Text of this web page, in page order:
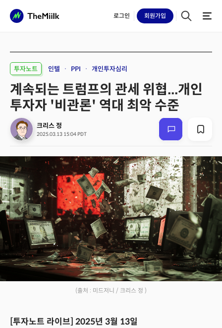
로그인 회원가입
투자노트 인텔 PPI 개인투자심리
계속되는 트럼프의 관세 위협...개인
투자자 '비관론' 역대 최악 수준
크리스 정
2025.03.13 15:04 PDT
(출처 : 미드저니 / 크리스 정 )
[투자노트 라이브] 2025년 3월 13일